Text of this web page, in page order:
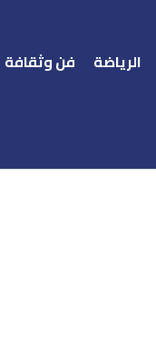
الرياضة فن وثقافة